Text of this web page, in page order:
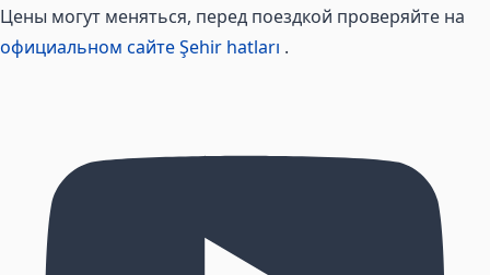
Цены могут меняться, перед поездкой проверяйте на
официальном сайте Şehir hatları .